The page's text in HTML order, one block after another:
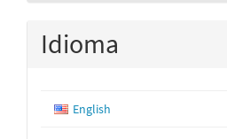
Idioma
English